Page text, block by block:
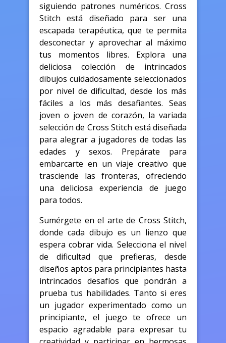
siguiendo patrones numéricos. Cross
Stitch está diseñado para ser una
escapada terapéutica, que te permita
desconectar y aprovechar al máximo
tus momentos libres. Explora una
deliciosa colección de intrincados
dibujos cuidadosamente seleccionados
por nivel de dificultad, desde los más
fáciles a los más desafiantes. Seas
joven o joven de corazón, la variada
selección de Cross Stitch está diseñada
para alegrar a jugadores de todas las
edades y sexos. Prepárate para
embarcarte en un viaje creativo que
trasciende las fronteras, ofreciendo
una deliciosa experiencia de juego
para todos.
Sumérgete en el arte de Cross Stitch,
donde cada dibujo es un lienzo que
espera cobrar vida. Selecciona el nivel
de dificultad que prefieras, desde
diseños aptos para principiantes hasta
intrincados desafíos que pondrán a
prueba tus habilidades. Tanto si eres
un jugador experimentado como un
principiante, el juego te ofrece un
espacio agradable para expresar tu